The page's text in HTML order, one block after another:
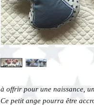
à offrir pour une naissance,
Ce petit ange pourra être